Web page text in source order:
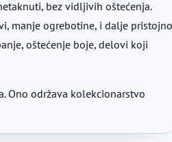
bez vidljivih oštećenja.
manje ogrebotine, i dalje
oštećenje boje, delovi koji
Ono održava kolekcionarstvo